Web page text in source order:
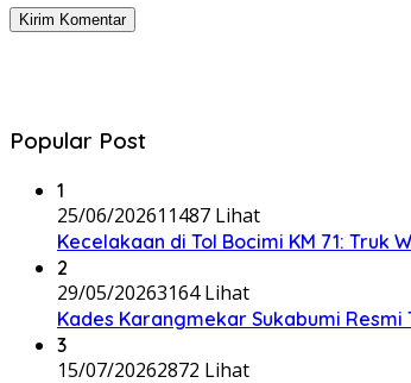
Popular Post
1
25/06/202611487 Lihat
Kecelakaan di Tol Bocimi KM 71: Truk
2
29/05/20263164 Lihat
Kades Karangmekar Sukabumi Resmi
3
15/07/20262872 Lihat